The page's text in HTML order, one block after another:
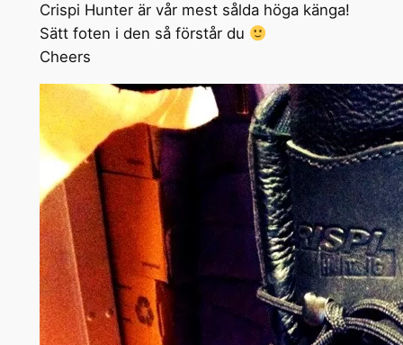
Crispi Hunter är vår mest sålda höga känga!
Sätt foten i den så förstår du
Cheers